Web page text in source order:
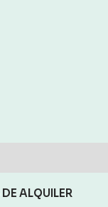
DE ALQUILER